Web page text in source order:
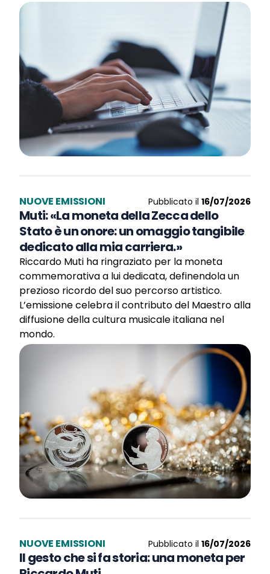
NUOVE EMISSIONI Pubblicato il 16/07/2026
Muti: «La moneta della Zecca dello
Stato è un onore: un omaggio tangibile
dedicato alla mia carriera.»
Riccardo Muti ha ringraziato per la moneta
commemorativa a lui dedicata, definendola un
prezioso ricordo del suo percorso artistico.
L’emissione celebra il contributo del Maestro alla
diffusione della cultura musicale italiana nel
mondo.
NUOVE EMISSIONI Pubblicato il 16/07/2026
Il gesto che si fa storia: una moneta per